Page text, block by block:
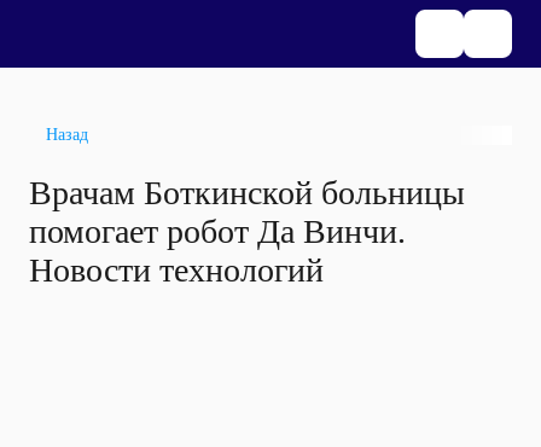
Назад
Врачам Боткинской больницы
помогает робот Да Винчи.
Новости технологий